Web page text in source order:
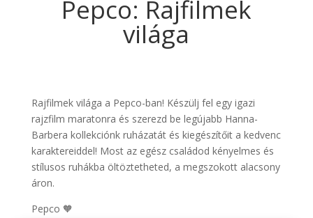
Pepco: Rajfilmek
világa
Rajfilmek világa a Pepco-ban! Készülj fel egy igazi
rajzfilm maratonra és szerezd be legújabb Hanna-
Barbera kollekciónk ruházatát és kiegészítőit a kedvenc
karaktereiddel! Most az egész családod kényelmes és
stílusos ruhákba öltöztetheted, a megszokott alacsony
áron.
Pepco 🧡